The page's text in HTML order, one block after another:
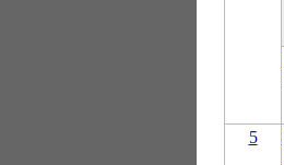
5